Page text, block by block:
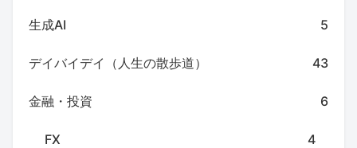
生成AI 5
デイバイデイ（人生の散歩道） 43
金融・投資 6
FX 4